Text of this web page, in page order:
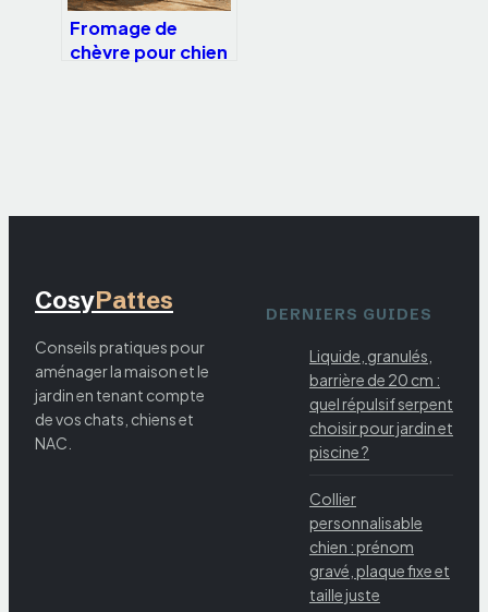
Fromage de
chèvre pour chien
CosyPattes
Conseils pratiques pour
aménager la maison et le
jardin en tenant compte
de vos chats, chiens et
NAC.
DERNIERS GUIDES
Liquide, granulés,
barrière de 20 cm :
quel répulsif serpent
choisir pour jardin et
piscine ?
Collier
personnalisable
chien : prénom
gravé, plaque fixe et
taille juste